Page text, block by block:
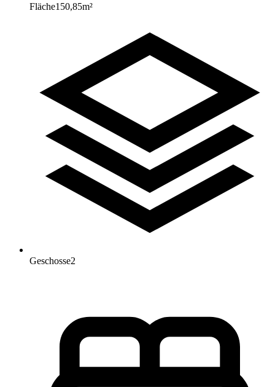
Fläche150,85m²
Geschosse2